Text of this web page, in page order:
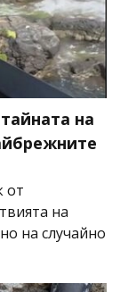
на
от
на
на случайно